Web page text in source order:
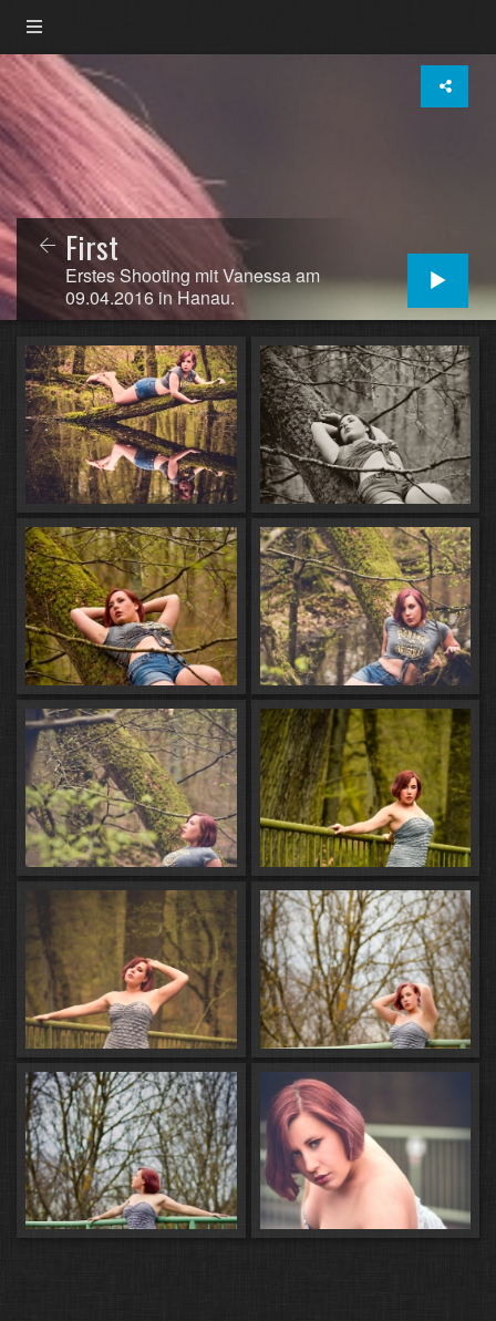
First
Erstes Shooting mit Vanessa am
09.04.2016 in Hanau.